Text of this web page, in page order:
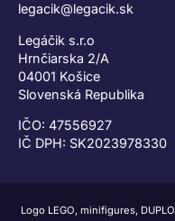
legacik@legacik.sk
Legáčik s.r.o
Hrnčiarska 2/A
04001 Košice
Slovenská Republika
IČO: 47556927
IČ DPH: SK2023978330
Logo LEGO, minifigures,